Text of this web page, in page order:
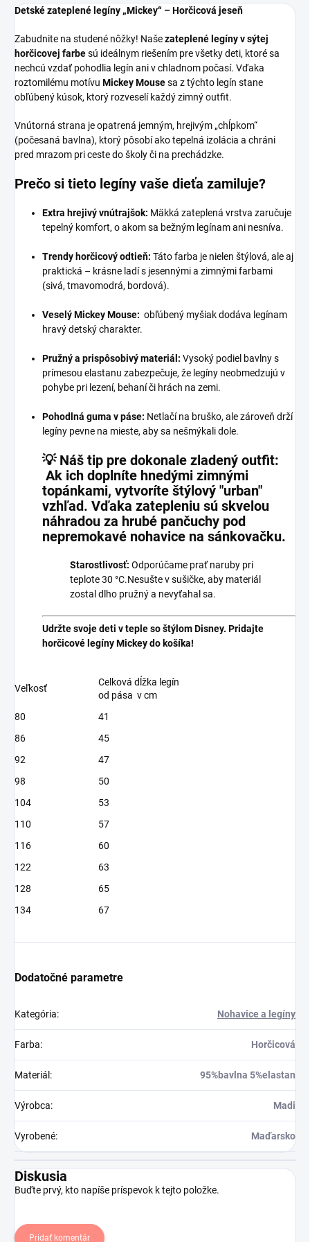
Detské zateplené legíny „Mickey“ – Horčicová jeseň
Zabudnite na studené nôžky! Našezateplené legíny v sýtej
horčicovej farbesú ideálnym riešením pre všetky deti, ktoré sa
nechcú vzdať pohodlia legín ani v chladnom počasí. Vďaka
roztomilému motívu Mickey Mousesa z týchto legín stane
obľúbený kúsok, ktorý rozveselí každý zimný outfit.
Vnútorná strana je opatrená jemným, hrejivým „chĺpkom“
(počesaná bavlna), ktorý pôsobí ako tepelná izolácia a chráni
pred mrazom pri ceste do školy či na prechádzke.
Prečo si tieto legíny vaše dieťa zamiluje?
Extra hrejivý vnútrajšok: Mäkká zateplená vrstva zaručuje
tepelný komfort, o akom sa bežným legínam ani nesníva.
Trendy horčicový odtieň: Táto farba je nielen štýlová, ale aj
praktická – krásne ladí s jesennými a zimnými farbami
(sivá, tmavomodrá, bordová).
Veselý Mickey Mouse: obľúbený myšiak dodáva legínam
hravý detský charakter.
Pružný a prispôsobivý materiál: Vysoký podiel bavlny s
prímesou elastanu zabezpečuje, že legíny neobmedzujú v
pohybe pri lezení, behaní či hrách na zemi.
Pohodlná guma v páse: Netlačí na bruško, ale zároveň drží
legíny pevne na mieste, aby sa nešmýkali dole.
💡 Náš tip pre dokonale zladený outfit:
Ak ich doplníte hnedými zimnými
topánkami, vytvoríte štýlový "urban"
vzhľad. Vďaka zatepleniu sú skvelou
náhradou za hrubé pančuchy pod
nepremokavé nohavice na sánkovačku.
Starostlivosť: Odporúčame prať naruby pri
teplote 30 °C.Nesušte v sušičke, aby materiál
zostal dlho pružný a nevyťahal sa.
Udržte svoje deti v teple so štýlom Disney. Pridajte
horčicové legíny Mickey do košíka!
Veľkosť
Celková dĺžka legín
od pása v cm
80
41
86
45
92
47
98
50
104
53
110
57
116
60
122
63
128
65
134
67
Dodatočné parametre
Kategória: Nohavice a legíny
Farba: Horčicová
Materiál : 95%bavlna 5%elastan
Výrobca: Madi
Vyrobené: Maďarsko
Diskusia
Buďte prvý, kto napíše príspevok k tejto položke.
Pridať komentár